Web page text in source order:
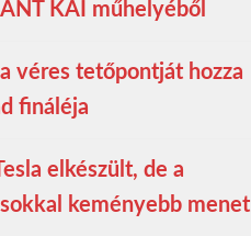
KAI műhelyéből
véres tetőpontját hozza
fináléja
elkészült, de a
keményebb menet